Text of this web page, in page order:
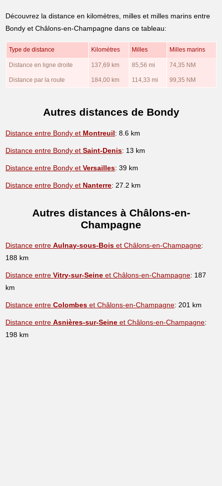
Découvrez la distance en kilomètres, milles et milles marins entre
Bondy et Châlons-en-Champagne dans ce tableau:
Type de distance Kilomètres Milles Milles marins
Distance en ligne droite 137,69 km 85,56 mi 74,35 NM
Distance par la route 184,00 km 114,33 mi 99,35 NM
Autres distances de Bondy
Distance entre Bondy et Montreuil: 8.6 km
Distance entre Bondy etSaint-Denis: 13 km
Distance entre Bondy etVersailles: 39 km
Distance entre Bondy et Nanterre: 27.2 km
Autres distances à Châlons-en-
Champagne
Distance entreAulnay-sous-Bois et Châlons-en-Champagne:
188 km
Distance entreVitry-sur-Seine et Châlons-en-Champagne: 187
km
Distance entreColombes et Châlons-en-Champagne: 201 km
Distance entreAsnières-sur-Seine et Châlons-en-Champagne:
198 km